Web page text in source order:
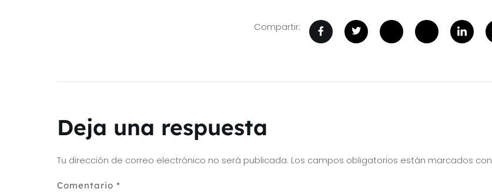
Compartir:
Deja una respuesta
Tu dirección de correo electrónico no será publicada. Los campos obligatorios están marcados con
Comentario *